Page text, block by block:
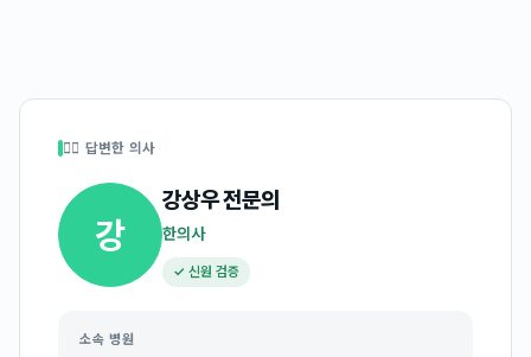
👩‍⚕️ 답변한 의사
강
강상우전문의
한의사
✓ 신원 검증
소속 병원